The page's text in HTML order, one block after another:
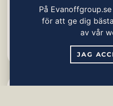
Granola
På
för att ge dig
av vår
JAG